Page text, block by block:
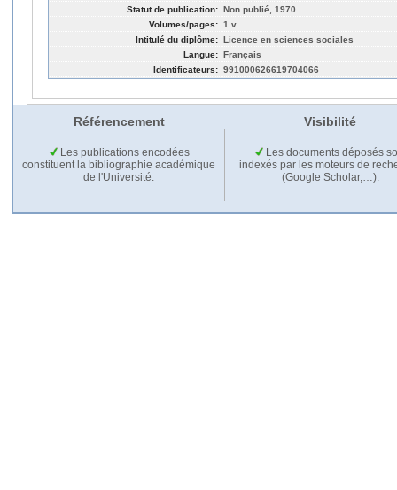
Statut de publication: Non publié, 1970
Volumes/pages: 1 v.
Intitulé du diplôme: Licence en sciences sociales
Langue: Français
Identificateurs: 991000626619704066
Référencement Visibilité
Les publications encodées
constituent la bibliographie académique
de l'Université.
Les documents déposés
indexés par les moteurs de
(Google Scholar,…).